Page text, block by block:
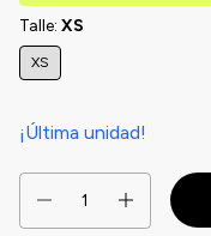
Talle: XS
XS
¡Última unidad!